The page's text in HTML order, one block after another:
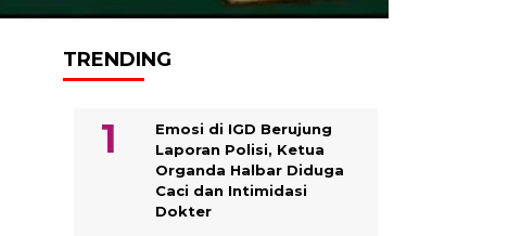
TRENDING
Emosi di IGD Berujung
Laporan Polisi, Ketua
Organda Halbar Diduga
Caci dan Intimidasi
Dokter